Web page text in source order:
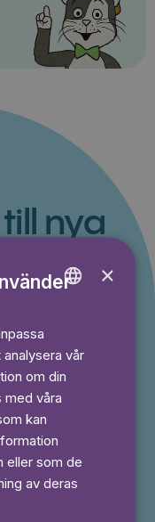
nya
och kan
×
vår
om din
med våra
kan
eller som de
av deras